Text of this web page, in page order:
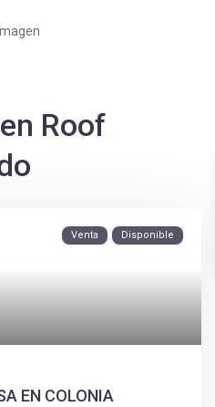
Roof
Venta Disponible
EN COLONIA